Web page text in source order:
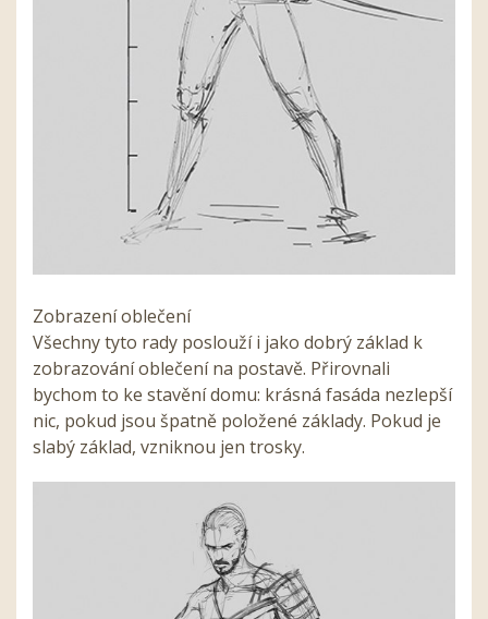
Zobrazení oblečení
Všechny tyto rady poslouží i jako dobrý základ k
zobrazování oblečení na postavě. Přirovnali
bychom to ke stavění domu: krásná fasáda nezlepší
nic, pokud jsou špatně položené základy. Pokud je
slabý základ, vzniknou jen trosky.